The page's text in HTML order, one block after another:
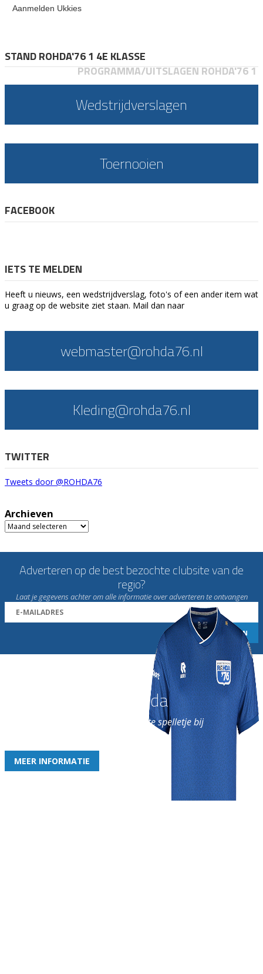
Aanmelden Ukkies
STAND ROHDA'76 1 4E KLASSE
PROGRAMMA/UITSLAGEN ROHDA'76 1
Wedstrijdverslagen
Toernooien
FACEBOOK
IETS TE MELDEN
Heeft u nieuws, een wedstrijdverslag, foto's of een ander item wat
u graag op de website ziet staan. Mail dan naar
webmaster@rohda76.nl
Kleding@rohda76.nl
TWITTER
Tweets door @ROHDA76
Archieven
Archieven
Adverteren op de best bezochte clubsite van de
regio?
Laat je gegevens achter om alle informatie over adverteren te ontvangen
Word nu lid van Rohda
en geniet iedere week van het leukste spelletje bij
MEER INFORMATIE